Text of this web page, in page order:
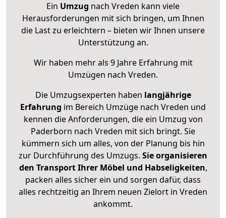
Ein Umzug nach Vreden kann viele
Herausforderungen mit sich bringen, um Ihnen
die Last zu erleichtern – bieten wir Ihnen unsere
Unterstützung an.
Wir haben mehr als 9 Jahre Erfahrung mit
Umzügen nach Vreden.
Die Umzugsexperten haben langjährige
Erfahrung im Bereich Umzüge nach Vreden und
kennen die Anforderungen, die ein Umzug von
Paderborn nach Vreden mit sich bringt. Sie
kümmern sich um alles, von der Planung bis hin
zur Durchführung des Umzugs. Sie organisieren
den Transport Ihrer Möbel und Habseligkeiten,
packen alles sicher ein und sorgen dafür, dass
alles rechtzeitig an Ihrem neuen Zielort in Vreden
ankommt.